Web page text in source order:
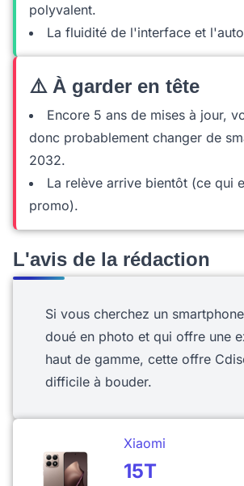
polyvalent.
La fluidité de l'interface et
⚠️ À garder en tête
Encore 5 ans de mises à jour,
donc probablement changer de
2032.
La relève arrive bientôt (ce qui
promo).
L'avis de la rédaction
Si vous cherchez un
doué en photo et qui offre une
haut de gamme, cette offre
difficile à bouder.
Xiaomi
15T